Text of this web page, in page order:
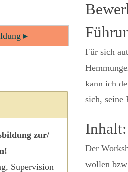
Für sich
kann ich
sich, seine
Inhalt:
Der
wollen bzw
▸
zur/
Supervision